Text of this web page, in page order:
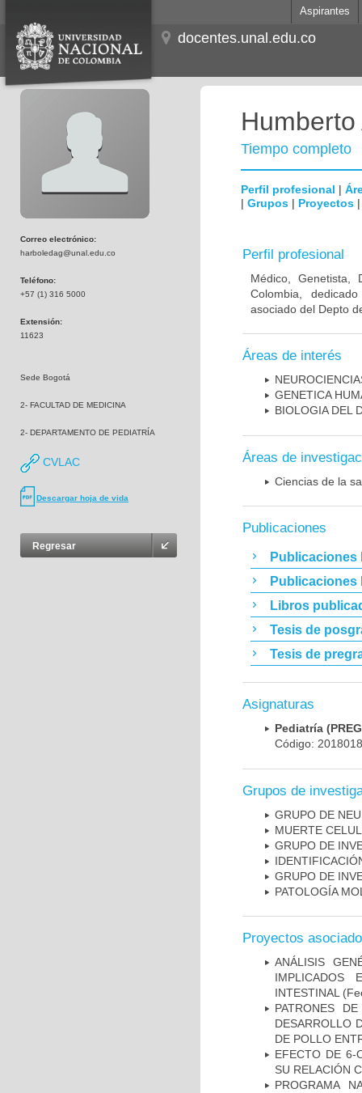
Aspirantes
docentes.unal.edu.co
Correo electrónico:
harboledag@unal.edu.co
Teléfono:
+57 (1) 316 5000
Extensión:
11623
Sede Bogotá
2- FACULTAD DE MEDICINA
2- DEPARTAMENTO DE PEDIATRÍA
CVLAC
Descargar hoja de vida
Regresar
Tiempo completo
Perfil profesional |
| Grupos | Proyectos
Perfil profesional
Médico, Genetista,
Colombia,
asociado del Depto
Áreas de interés
GENETICA
BIOLOGIA DEL
Áreas de
Ciencias de la
Publicaciones
Publicaciones
Publicaciones
Libros
Tesis de
Tesis de
Asignaturas
Pediatría
Código:
Grupos de
GRUPO DE
MUERTE
GRUPO DE
GRUPO DE
PATOLOGÍA
Proyectos
ANÁLISIS
IMPLICADOS
INTESTINAL
PATRONES
DESARROLLO
DE POLLO
EFECTO DE 6-
SU RELACIÓN
PROGRAMA